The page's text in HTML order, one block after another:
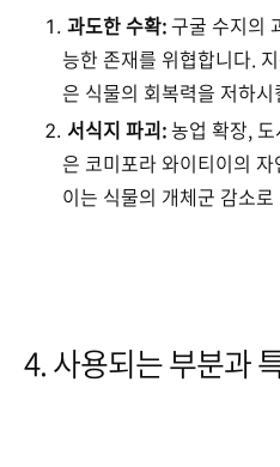
과도한 수확:구굴 수지의
능한 존재를 위협합니다.
은 식물의 회복력을 저하
서식지 파괴:농업 확장,
은 코미포라 와이티이의
이는 식물의 개체군 감소
4. 사용되는 부분과